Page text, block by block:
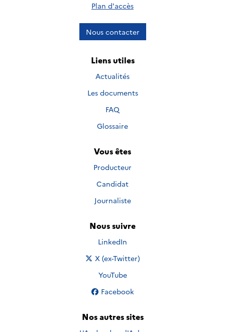
Plan d'accès
Nous contacter
Liens utiles
Actualités
Les documents
FAQ
Glossaire
Vous êtes
Producteur
Candidat
Journaliste
Nous suivre
Nous suivre sur
LinkedIn
Nous suivre sur
X (ex-Twitter)
Nous suivre sur
YouTube
Nous suivre sur
Facebook
Nos autres sites